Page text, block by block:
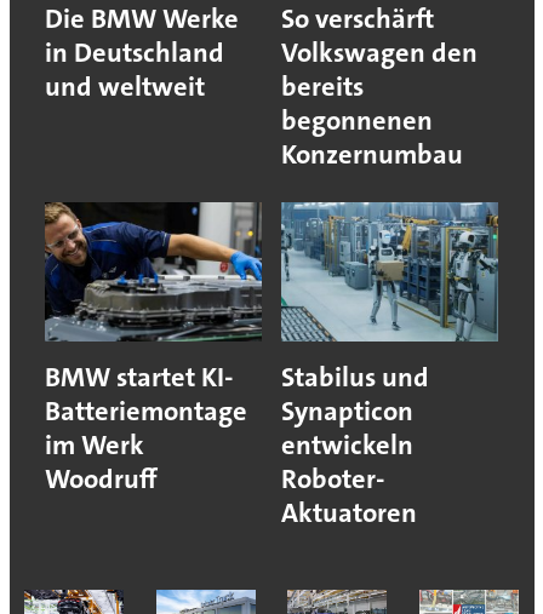
Die BMW Werke
in Deutschland
und weltweit
So verschärft
Volkswagen den
bereits
begonnenen
Konzernumbau
BMW startet KI-
Batteriemontage
im Werk
Woodruff
Stabilus und
Synapticon
entwickeln
Roboter-
Aktuatoren